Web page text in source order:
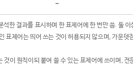
-
한 결과를 표시하며 한 표제어에 한 번만 씀. 둘 이
표제어는 띄어 쓰는 것이 허용되지 않으며, 가운
이 원칙이되 붙여 쓸 수 있는 표제어에 쓰이며, 전